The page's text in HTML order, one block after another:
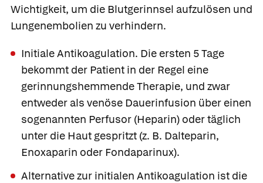
Wichtigkeit, um die Blutgerinnsel aufzulösen und
Lungenembolien zu verhindern.
Initiale Antikoagulation. Die ersten 5 Tage
bekommt der Patient in der Regel eine
gerinnungshemmende Therapie, und zwar
entweder als venöse Dauerinfusion über einen
sogenannten Perfusor (Heparin) oder täglich
unter die Haut gespritzt (z. B. Dalteparin,
Enoxaparin oder Fondaparinux).
Alternative zur initialen Antikoagulation ist die